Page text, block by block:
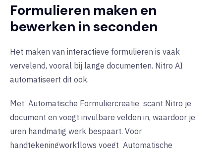
Formulieren maken en
bewerken in seconden
Het maken van interactieve formulieren is vaak
vervelend, vooral bij lange documenten. Nitro AI
automatiseert dit ook.
Met Automatische Formuliercreatie scant Nitro je
document en voegt invulbare velden in, waardoor je
uren handmatig werk bespaart. Voor
handtekeningworkflows voegt Automatische